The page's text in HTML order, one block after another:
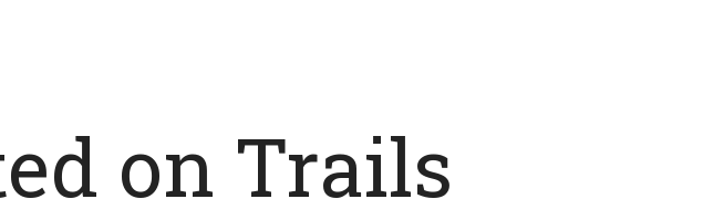
on Trails